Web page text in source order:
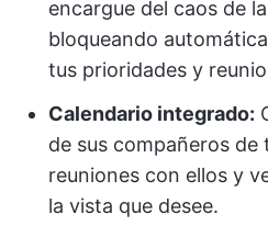
encargue del caos de
bloqueando
tus prioridades y
Calendario integrado:
de sus compañeros de
reuniones con ellos y
la vista que desee.